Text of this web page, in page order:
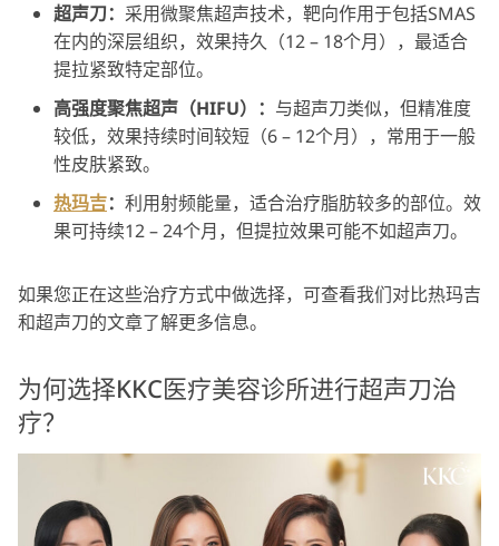
超声刀： 采用微聚焦超声技术，靶向作用于包括SMAS
在内的深层组织，效果持久（12 – 18个月），最适合
提拉紧致特定部位。
高强度聚焦超声（HIFU）： 与超声刀类似，但精准度
较低，效果持续时间较短（6 – 12个月），常用于一般
性皮肤紧致。
热玛吉： 利用射频能量，适合治疗脂肪较多的部位。效
果可持续12 – 24个月，但提拉效果可能不如超声刀。
如果您正在这些治疗方式中做选择，可查看我们对比热玛吉
和超声刀的文章了解更多信息。
为何选择KKC医疗美容诊所进行超声刀治
疗？